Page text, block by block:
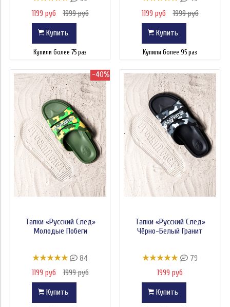
Вид одежды, обуви, аксессуаров
1199 руб
1999 руб
Купить
Купили более 75 раз
1199 руб
1999 руб
Купить
Купили более 95 раз
-40%
Тапки «Русский След»
Молодые Побеги
84
1199 руб
1999 руб
Купить
Тапки «Русский След»
Чёрно-Белый Гранит
79
1999 руб
Купить